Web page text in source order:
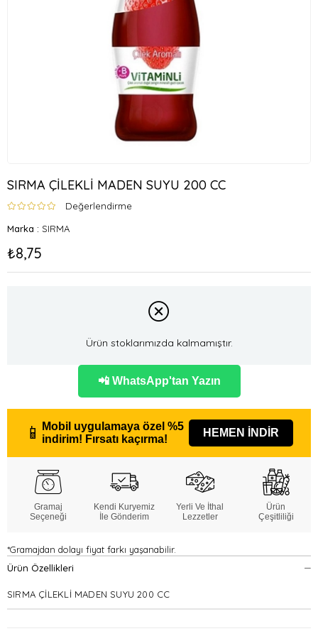
SIRMA ÇİLEKLİ MADEN SUYU 200 CC
Değerlendirme
Marka : SIRMA
₺8,75
Ürün stoklarımızda kalmamıştır.
📲 WhatsApp'tan Yazın
📱 Mobil uygulamaya özel %5
indirim! Fırsatı kaçırma!
HEMEN İNDİR
Gramaj
Seçeneği
Kendi Kuryemiz
İle Gönderim
Yerli Ve İthal
Lezzetler
Ürün
Çeşitliliği
*Gramajdan dolayı fiyat farkı yaşanabilir.
Ürün Özellikleri
SIRMA ÇİLEKLİ MADEN SUYU 200 CC